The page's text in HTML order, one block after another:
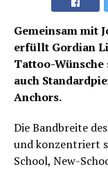
Gemeinsam mit
erfüllt Gordian
Tattoo-Wünsche
auch
Anchors.
Die Bandbreite
und konzentriert
School, New-